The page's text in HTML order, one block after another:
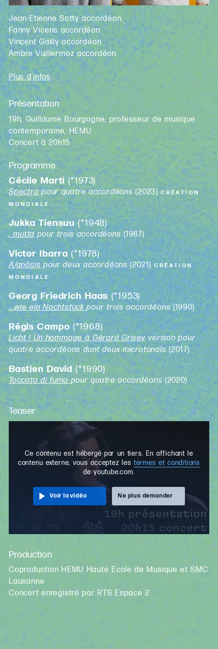
Jean-Etienne Sotty accordéon
Fanny Vicens accordéon
Vincent Gailly accordéon
Ambre Vuillermoz accordéon
Plus d'infos
Présentation
19h, Guillaume Bourgogne, professeur de musique
contemporaine, HEMU
Concert à 20h15
Programme
Cécile Marti(*1973)
Spectrapour quatre accordéons(2023) CRÉATION
MONDIALE
Jukka Tiensuu(*1948)
, mutta pour trois accordéons(1987)
Victor Ibarra(*1978)
A/gnôsis pour deux accordéons(2021) CRÉATION
MONDIALE
Georg Friedrich Haas (*1953)
...wie ein Nachtstückpour trois accordéons (1990)
Régis Campo (*1968)
Licht ! Un hommage à Gérard Griseyversion pour
quatre accordéons dont deux microtonals (2017)
Bastien David(*1990)
Toccata di fumopour quatre accordéons (2020)
Teaser
Ce contenu est hébergé par un tiers. En affichant le
contenu externe, vous acceptez les termes et conditions
de youtube.com.
Voir la vidéo Ne plus demander
Production
Coproduction HEMU Haute Ecole de Musique et SMC
Lausanne
Concert enregistré par RTS Espace 2